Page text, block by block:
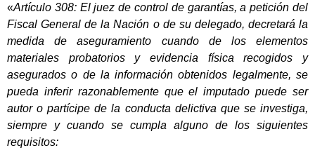
«Artículo 308: El juez de control de garantías, a petición del
Fiscal General de la Nación o de su delegado, decretará la
medida de aseguramiento cuando de los elementos
materiales probatorios y evidencia física recogidos y
asegurados o de la información obtenidos legalmente, se
pueda inferir razonablemente que el imputado puede ser
autor o partícipe de la conducta delictiva que se investiga,
siempre y cuando se cumpla alguno de los siguientes
requisitos: